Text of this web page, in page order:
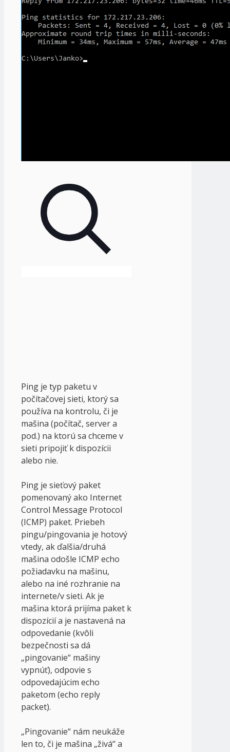
Ping je typ paketu v
počítačovej sieti, ktorý sa
používa na kontrolu, či je
mašina (počítač, server a
pod.) na ktorú sa chceme v
sieti pripojiť k dispozícii
alebo nie.
Ping je sieťový paket
pomenovaný ako Internet
Control Message Protocol
(ICMP) paket. Priebeh
pingu/pingovania je hotový
vtedy, ak ďalšia/druhá
mašina odošle ICMP echo
požiadavku na mašinu,
alebo na iné rozhranie na
internete/v sieti. Ak je
mašina ktorá prijíma paket k
dispozícií a je nastavená na
odpovedanie (kvôli
bezpečnosti sa dá
„pingovanie“ mašiny
vypnúť), odpovie s
odpovedajúcim echo
paketom (echo reply
packet).
„Pingovanie“ nám neukáže
len to, či je mašina „živá“ a